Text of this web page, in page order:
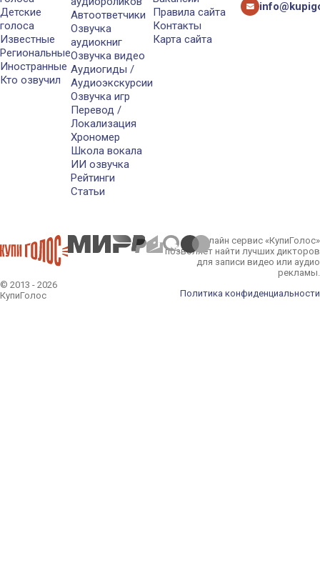
Детские
голоса
Известные
Региональные
Иностранные
Кто озвучил
Автоответчики
Озвучка
аудиокниг
Озвучка видео
Аудиогиды /
Аудиоэкскурсии
Озвучка игр
Перевод /
Локализация
Хрономер
Школа вокала
ИИ озвучка
Рейтинги
Статьи
Правила сайта
Контакты
Карта сайта
© 2013 - 2026
КупиГолос
Онлайн сервис «КупиГолос»
позволяет найти лучших дикторов
для записи видео или аудио
рекламы.
Политика конфиденциальности